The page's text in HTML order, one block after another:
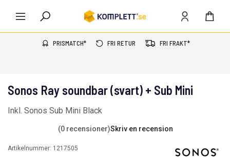
PRISMATCH* FRI RETUR FRI FRAKT*
Sonos Ray soundbar (svart) + Sub Mini
Inkl. Sonos Sub Mini Black
(0 recensioner)Skriv en recension
Artikelnummer: 1217505